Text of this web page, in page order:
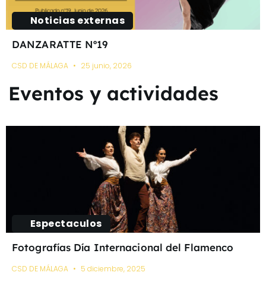
Noticias externas
DANZARATTE Nº19
CSD DE MÁLAGA 25 junio, 2026
Eventos y actividades
Espectaculos
Fotografías Día Internacional del Flamenco
CSD DE MÁLAGA 5 diciembre, 2025